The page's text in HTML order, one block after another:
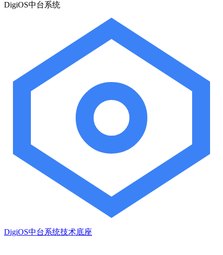
DigiOS中台系统
DigiOS中台系统技术底座